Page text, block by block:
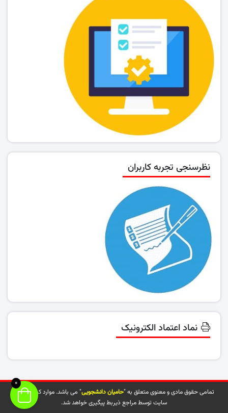
نظرسنجی تجربه کاربران
نماد اعتماد الکترونیک
تمامی حقوق مادی و معنوی متعلق به "حامیان دانشجویی" می باشد. موارد کپی شده از
سایت توسط مراجع ذیربط پیگیری خواهد شد.
0